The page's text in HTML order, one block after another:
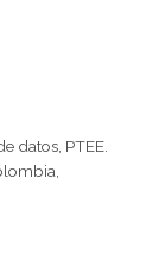
datos PTEE.